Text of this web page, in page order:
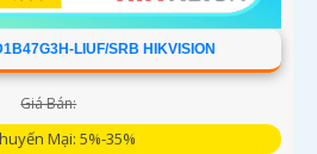
LIUF/SRB HIKVISION
Giá Bán:
Mại: 5%-35%